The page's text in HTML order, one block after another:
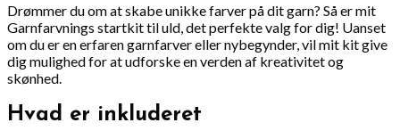
Drømmer du om at skabe unikke farver på dit garn? Så er mit
Garnfarvnings startkit til uld, det perfekte valg for dig! Uanset
om du er en erfaren garnfarver eller nybegynder, vil mit kit give
dig mulighed for at udforske en verden af kreativitet og
skønhed.
Hvad er inkluderet